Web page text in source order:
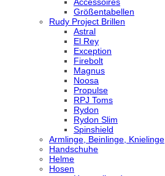
Größentabellen
Rudy Project Brillen
Astral
El Rey
Exception
Firebolt
Magnus
Noosa
Propulse
RPJ Toms
Rydon
Rydon Slim
Spinshield
Armlinge, Beinlinge, Knielinge
Handschuhe
Helme
Hosen